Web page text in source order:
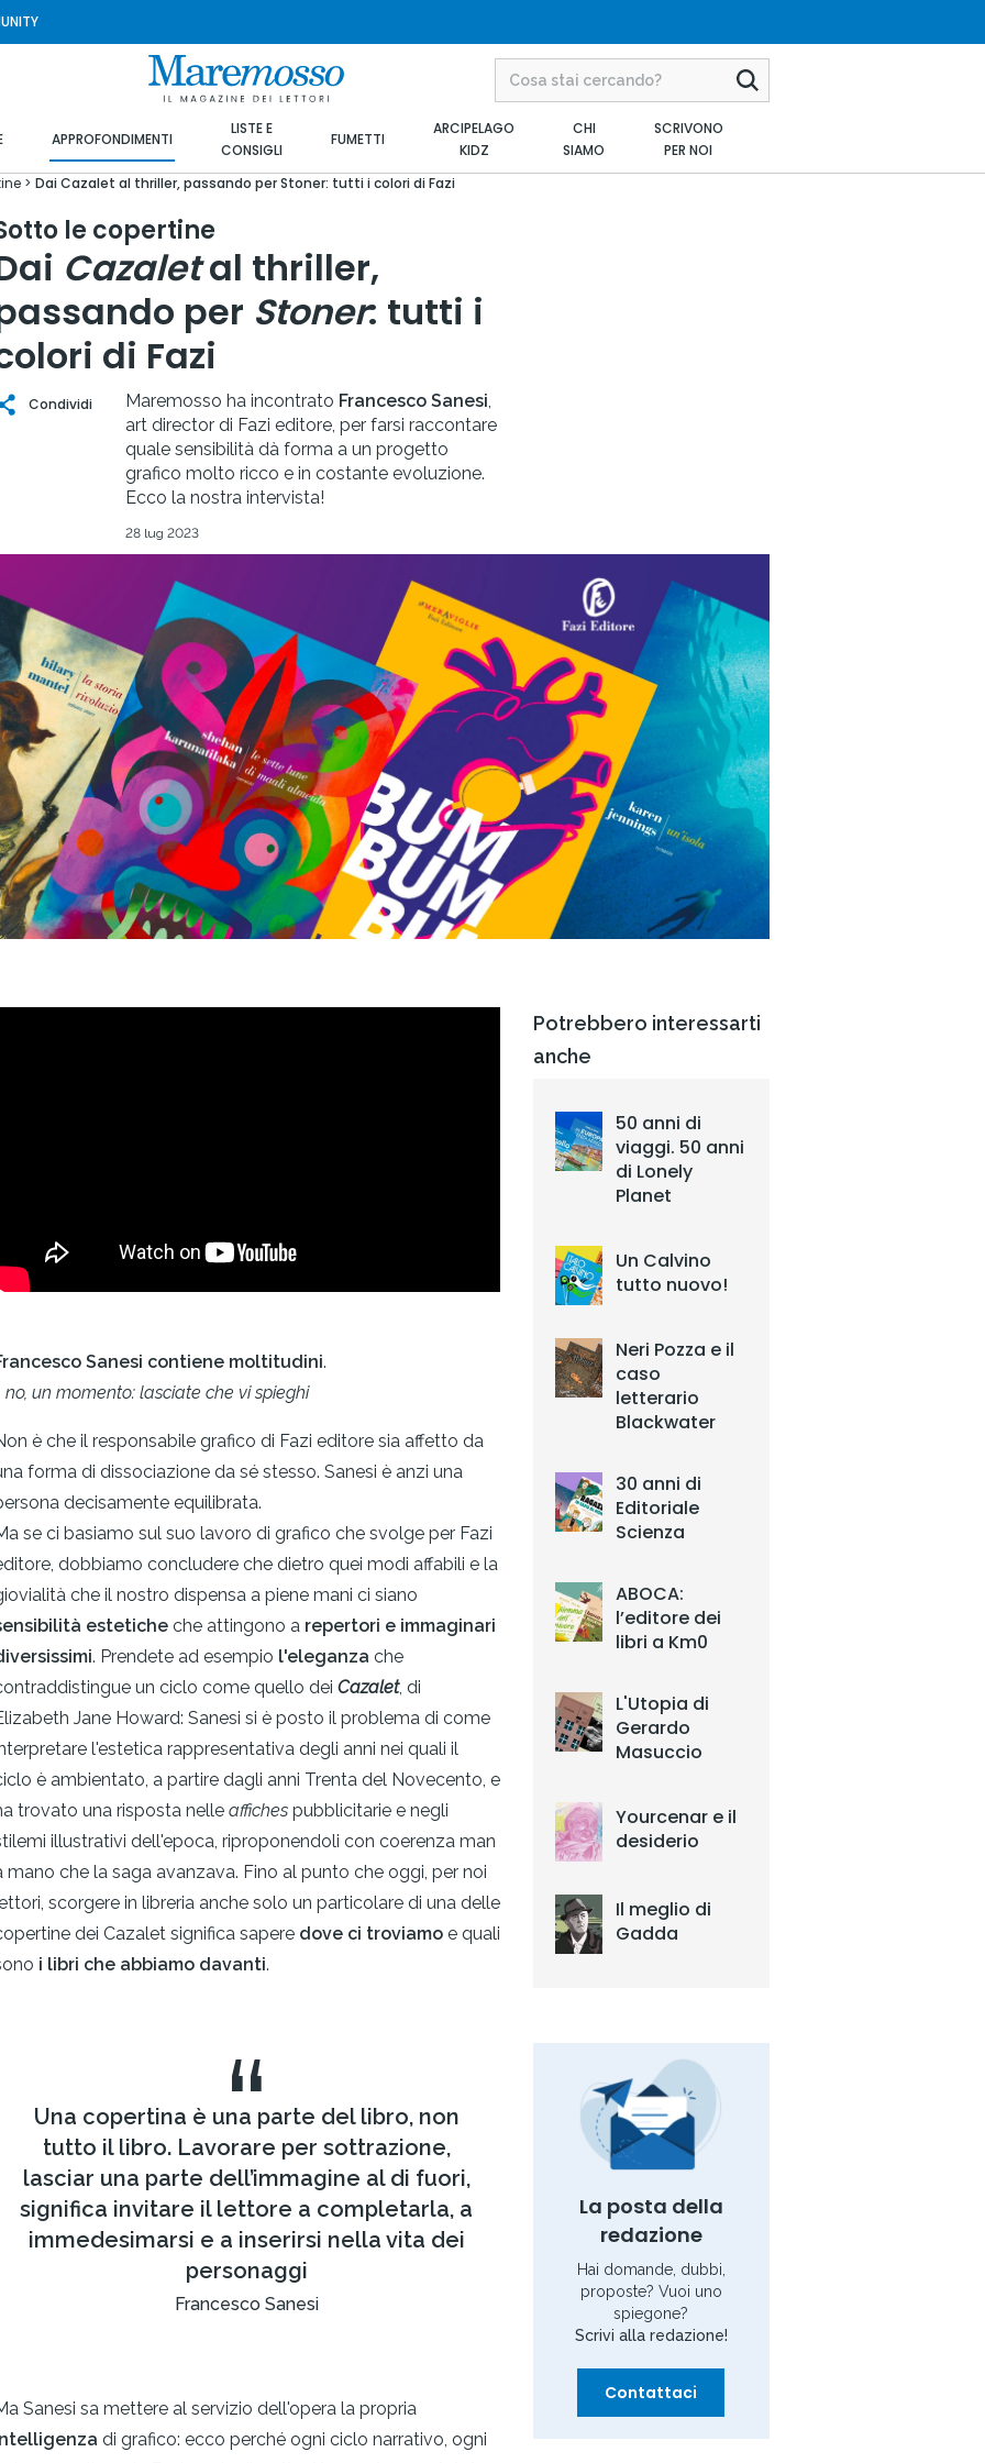
APPROFONDIMENTI
LISTE E
CONSIGLI
FUMETTI
ARCIPELAGO
KIDZ
CHI
SIAMO
SCRIVONO
PER NOI
Dai Cazalet al thriller, passando per Stoner: tutti i colori di Fazi
le copertine
Cazaletal thriller,
per Stoner: tutti i
di Fazi
Condividi Maremosso ha incontrato Francesco Sanesi,
art director di Fazi editore, per farsi raccontare
quale sensibilità dà forma a un progetto
grafico molto ricco e in costante evoluzione.
Ecco la nostra intervista!
28 lug 2023
Sanesi contiene moltitudini.
no, un momento: lasciate che vi spieghi
è che il responsabile grafico di Fazi editore sia affetto da
forma di dissociazione da sé stesso. Sanesi è anzi una
decisamente equilibrata.
se ci basiamo sul suo lavoro di grafico che svolge per Fazi
dobbiamo concludere che dietro quei modi affabili e la
che il nostro dispensa a piene mani ci siano
esteticheche attingono a repertori e immaginari
. Prendete ad esempio l'eleganza che
un ciclo come quello dei Cazalet, di
Jane Howard: Sanesi si è posto il problema di come
l'estetica rappresentativa degli anni nei quali il
è ambientato, a partire dagli anni Trenta del Novecento, e
trovato una risposta nelle affichespubblicitarie e negli
illustrativi dell'epoca, riproponendoli con coerenza man
mano che la saga avanzava. Fino al punto che oggi, per noi
scorgere in libreria anche solo un particolare di una delle
dei Cazalet significa sapere dove ci troviamoe quali
i libri che abbiamo davanti.
“
Una copertina è una parte del libro, non
tutto il libro. Lavorare per sottrazione,
lasciar una parte dell’immagine al di fuori,
significa invitare il lettore a completarla, a
immedesimarsi e a inserirsi nella vita dei
personaggi
Francesco Sanesi
Sanesi sa mettere al servizio dell'opera la propria
di grafico: ecco perché ogni ciclo narrativo, ogni
Potrebbero interessarti
anche
50 anni di
viaggi. 50 anni
di Lonely
Planet
Un Calvino
tutto nuovo!
Neri Pozza e il
caso
letterario
Blackwater
30 anni di
Editoriale
Scienza
ABOCA:
l’editore dei
libri a Km0
L'Utopia di
Gerardo
Masuccio
Yourcenar e il
desiderio
Il meglio di
Gadda
La posta della
redazione
Hai domande, dubbi,
proposte? Vuoi uno
spiegone?
Scrivi alla redazione!
Contattaci